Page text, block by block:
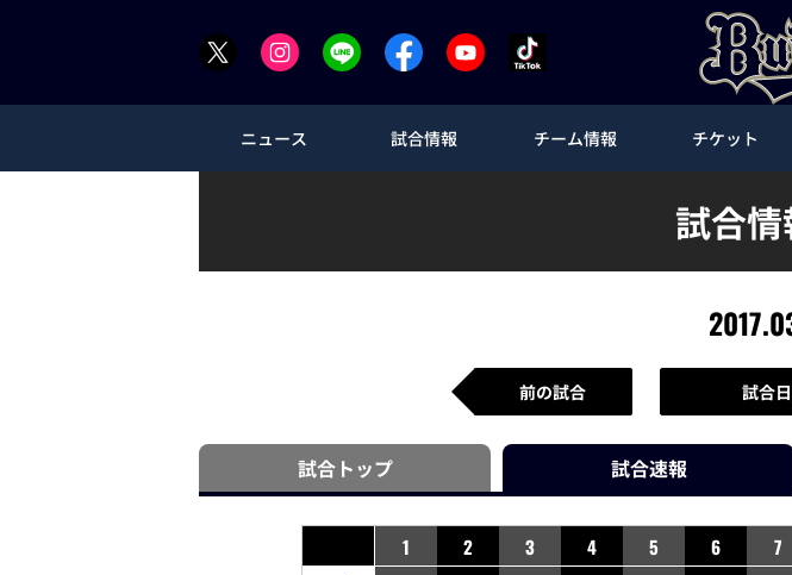
ニュース 試合情報 チーム情報 チケット
試合
前の試合 試合
試合トップ 試合速報
1 2 3 4 5 6 7